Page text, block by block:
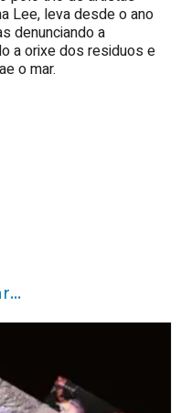
Lee, leva desde o ano
denunciando a
a orixe dos residuos e
o mar.